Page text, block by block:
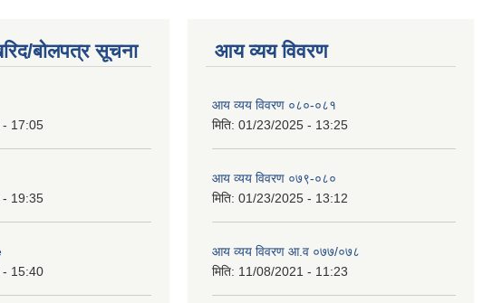
बोलपत्र सूचना
17:05
19:35
15:40
आय व्यय विवरण
आय व्यय विवरण ०८०-०८१
मिति: 01/23/2025 - 13:25
आय व्यय विवरण ०७९-०८०
मिति: 01/23/2025 - 13:12
आय व्यय विवरण आ.व ०७७/०७८
मिति: 11/08/2021 - 11:23